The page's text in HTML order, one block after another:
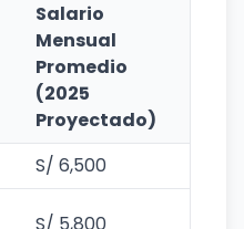
Salario
Mensual
Promedio
(2025
Proyectado)
S/ 6,500